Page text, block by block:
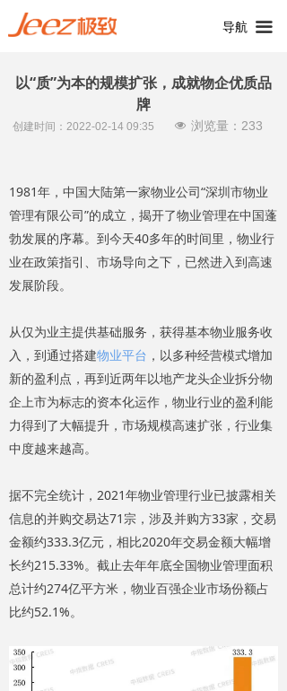
导航 끀
以“质”为本的规模扩张，成就物企优质品
牌
1981年，中国大陆第一家物业公司“深圳市物业
管理有限公司”的成立，揭开了物业管理在中国蓬
勃发展的序幕。到今天40多年的时间里，物业行
业在政策指引、市场导向之下，已然进入到高速
发展阶段。
从仅为业主提供基础服务，获得基本物业服务收
入，到通过搭建物业平台 ，以多种经营模式增加
新的盈利点，再到近两年以地产龙头企业拆分物
企上市为标志的资本化运作，物业行业的盈利能
力得到了大幅提升，市场规模高速扩张，行业集
中度越来越高。
据不完全统计，2021年物业管理行业已披露相关
信息的并购交易达71宗，涉及并购方33家，交易
金额约333.3亿元，相比2020年交易金额大幅增
长约215.33%。截止去年年底全国物业管理面积
总计约274亿平方米，物业百强企业市场份额占
比约52.1%。
创建时间： 2022-02-14 09:35 넶 浏览量： 233